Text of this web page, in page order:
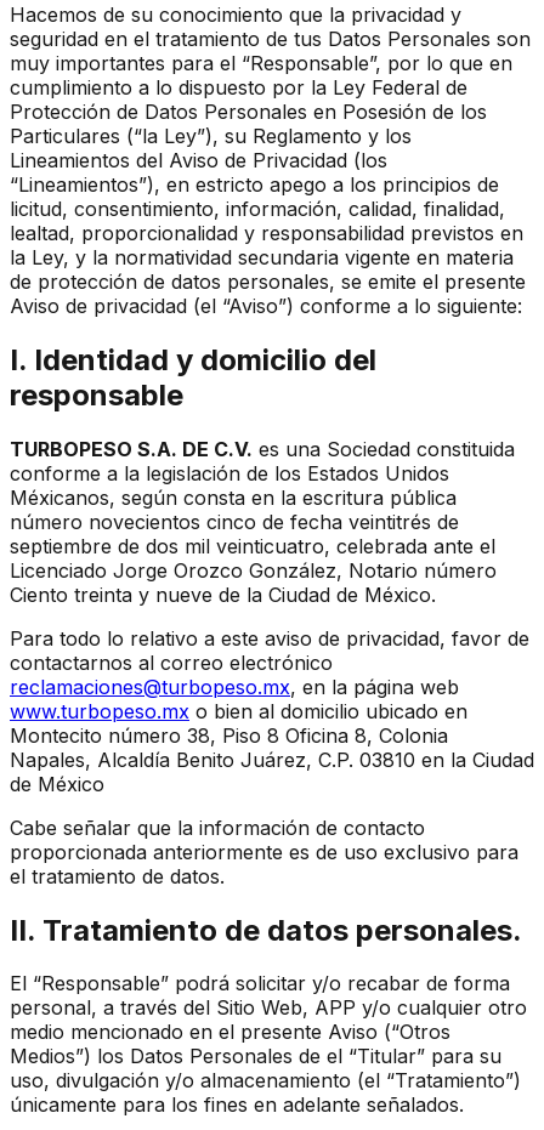
Hacemos de su conocimiento que la privacidad y
seguridad en el tratamiento de tus Datos Personales son
muy importantes para el “Responsable”, por lo que en
cumplimiento a lo dispuesto por la Ley Federal de
Protección de Datos Personales en Posesión de los
Particulares (“la Ley”), su Reglamento y los
Lineamientos del Aviso de Privacidad (los
“Lineamientos”), en estricto apego a los principios de
licitud, consentimiento, información, calidad, finalidad,
lealtad, proporcionalidad y responsabilidad previstos en
la Ley, y la normatividad secundaria vigente en materia
de protección de datos personales, se emite el presente
Aviso de privacidad (el “Aviso”) conforme a lo siguiente:
I. Identidad y domicilio del
responsable
TURBOPESO S.A. DE C.V. es una Sociedad constituida
conforme a la legislación de los Estados Unidos
Méxicanos, según consta en la escritura pública
número novecientos cinco de fecha veintitrés de
septiembre de dos mil veinticuatro, celebrada ante el
Licenciado Jorge Orozco González, Notario número
Ciento treinta y nueve de la Ciudad de México.
Para todo lo relativo a este aviso de privacidad, favor de
contactarnos al correo electrónico
reclamaciones@turbopeso.mx, en la página web
www.turbopeso.mx o bien al domicilio ubicado en
Montecito número 38, Piso 8 Oficina 8, Colonia
Napales, Alcaldía Benito Juárez, C.P. 03810 en la Ciudad
de México
Cabe señalar que la información de contacto
proporcionada anteriormente es de uso exclusivo para
el tratamiento de datos.
II. Tratamiento de datos personales.
El “Responsable” podrá solicitar y/o recabar de forma
personal, a través del Sitio Web, APP y/o cualquier otro
medio mencionado en el presente Aviso (“Otros
Medios”) los Datos Personales de el “Titular” para su
uso, divulgación y/o almacenamiento (el “Tratamiento”)
únicamente para los fines en adelante señalados.